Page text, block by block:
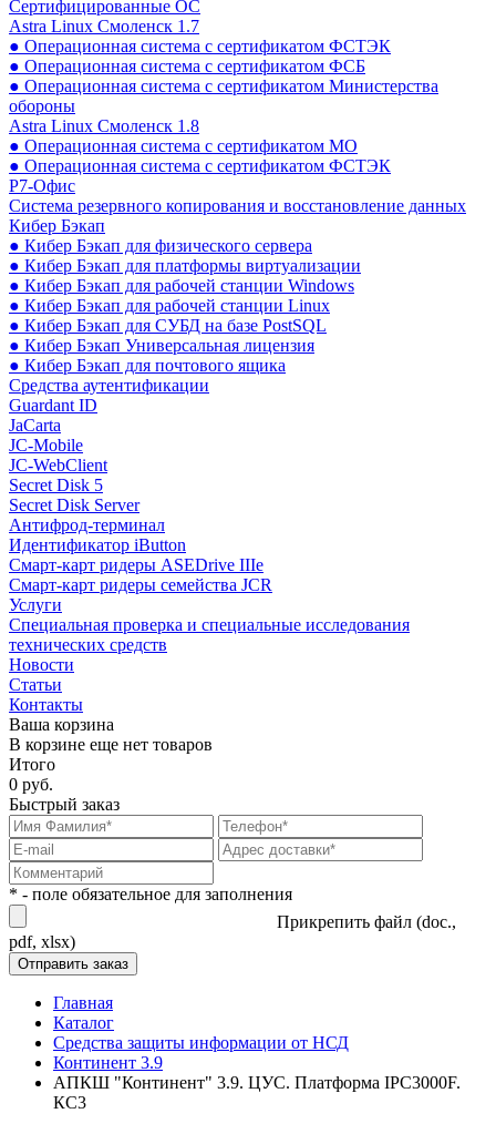
Сертифицированные ОС
Astra Linux Смоленск 1.7
● Операционная система с сертификатом ФСТЭК
● Операционная система с сертификатом ФСБ
● Операционная система с сертификатом Министерства
обороны
Astra Linux Смоленск 1.8
● Операционная система с сертификатом МО
● Операционная система с сертификатом ФСТЭК
Р7-Офис
Система резервного копирования и восстановление данных
Кибер Бэкап
● Кибер Бэкап для физического сервера
● Кибер Бэкап для платформы виртуализации
● Кибер Бэкап для рабочей станции Windows
● Кибер Бэкап для рабочей станции Linux
● Кибер Бэкап для СУБД на базе PostSQL
● Кибер Бэкап Универсальная лицензия
● Кибер Бэкап для почтового ящика
Средства аутентификации
Guardant ID
JaCarta
JC-Mobile
JC-WebClient
Secret Disk 5
Secret Disk Server
Антифрод-терминал
Идентификатор iButton
Смарт-карт ридеры ASEDrive IIIe
Смарт-карт ридеры семейства JCR
Услуги
Специальная проверка и специальные исследования
технических средств
Новости
Статьи
Контакты
Ваша корзина
В корзине еще нет товаров
Итого
0 руб.
Быстрый заказ
* - поле обязательное для заполнения
Прикрепить файл (doc.,
pdf, xlsx)
Главная
Каталог
Средства защиты информации от НСД
Континент 3.9
АПКШ "Континент" 3.9. ЦУС. Платформа IPC3000F.
КС3